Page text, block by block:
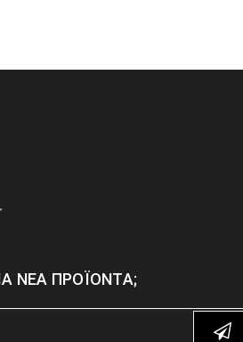
ΝΈΑ ΠΡΟΪΌΝΤΑ;